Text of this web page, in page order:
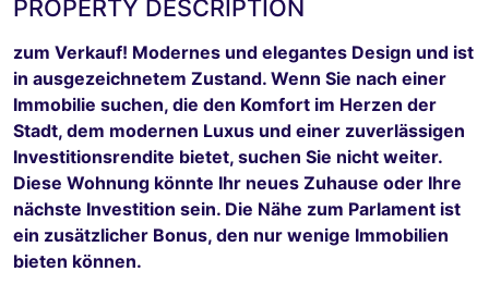
PROPERTY DESCRIPTION
zum Verkauf! Modernes und elegantes Design und ist
in ausgezeichnetem Zustand. Wenn Sie nach einer
Immobilie suchen, die den Komfort im Herzen der
Stadt, dem modernen Luxus und einer zuverlässigen
Investitionsrendite bietet, suchen Sie nicht weiter.
Diese Wohnung könnte Ihr neues Zuhause oder Ihre
nächste Investition sein. Die Nähe zum Parlament ist
ein zusätzlicher Bonus, den nur wenige Immobilien
bieten können.